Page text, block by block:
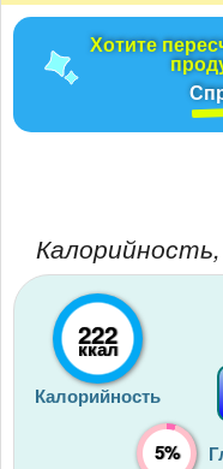
Хотите
222
ккал
Калорийность
5%